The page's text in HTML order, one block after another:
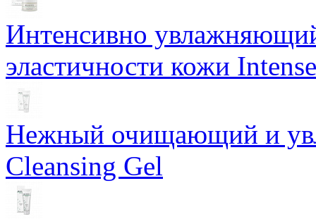
Интенсивно
эластичности кожи
Нежный очищающий и
Cleansing Gel